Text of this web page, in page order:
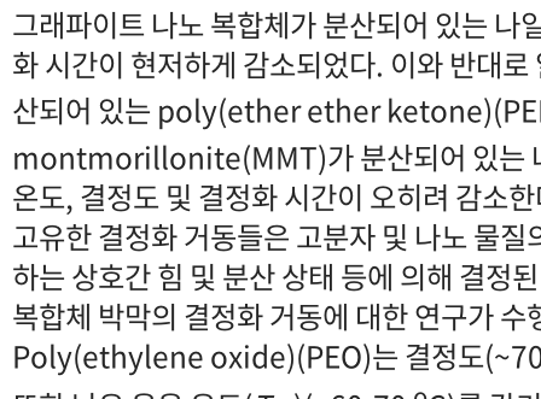
그래파이트 나노 복합체가 분산되어 있는 나
화 시간이 현저하게 감소되었다. 이와 반대
산되어 있는 poly(ether ether
montmorillonite(MMT)가 분산되어 있는
온도, 결정도 및 결정화 시간이 오히려 감소
고유한 결정화 거동들은 고분자 및 나노 물
하는 상호간 힘 및 분산 상태 등에 의해 결정
복합체 박막의 결정화 거동에 대한 연구가 수
Poly(ethylene oxide)(PEO)는 결정도